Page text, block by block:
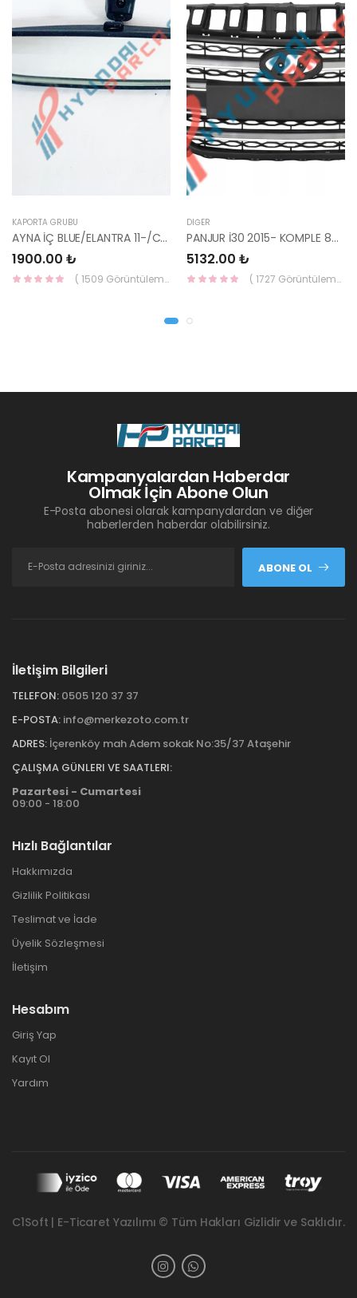
KAPORTA GRUBU
AYNA İÇ BLUE/ELANTRA 11-/CEED 10-/RİO 12-/SPORTAGE 11- 85101-3X100-HMC
1900.00 ₺
( 1509 Görüntüleme )
DIĞER
PANJUR İ30 2015- KOMPLE 86350-A6800-YS
5132.00 ₺
( 1727 Görüntüleme )
Kampanyalardan Haberdar
Olmak İçin Abone Olun
E-Posta abonesi olarak kampanyalardan ve diğer
haberlerden haberdar olabilirsiniz.
ABONE OL
İletişim Bilgileri
TELEFON: 0505 120 37 37
E-POSTA: info@merkezoto.com.tr
ADRES: İçerenköy mah Adem sokak No:35/37 Ataşehir
ÇALIŞMA GÜNLERI VE SAATLERI:
Pazartesi - Cumartesi
09:00 - 18:00
Hızlı Bağlantılar
Hakkımızda
Gizlilik Politikası
Teslimat ve İade
Üyelik Sözleşmesi
İletişim
Hesabım
Giriş Yap
Kayıt Ol
Yardım
C1Soft | E-Ticaret Yazılımı © Tüm Hakları Gizlidir ve Saklıdır.